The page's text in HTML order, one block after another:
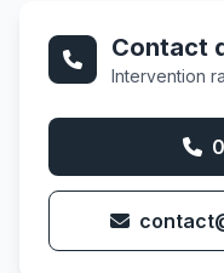
Contact
Intervention